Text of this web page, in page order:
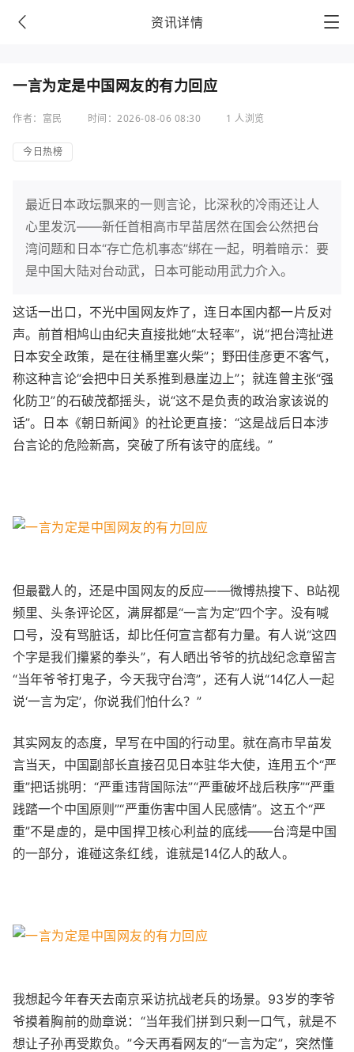
资讯详情
一言为定是中国网友的有力回应
作者：富民 时间：2026-08-06 08:30 1 人浏览
今日热榜
最近日本政坛飘来的一则言论，比深秋的冷雨还让人
心里发沉——新任首相高市早苗居然在国会公然把台
湾问题和日本“存亡危机事态”绑在一起，明着暗示：要
是中国大陆对台动武，日本可能动用武力介入。
这话一出口，不光中国网友炸了，连日本国内都一片反对
声。前首相鸠山由纪夫直接批她“太轻率”，说“把台湾扯进
日本安全政策，是在往桶里塞火柴”；野田佳彦更不客气，
称这种言论“会把中日关系推到悬崖边上”；就连曾主张“强
化防卫”的石破茂都摇头，说“这不是负责的政治家该说的
话”。日本《朝日新闻》的社论更直接：“这是战后日本涉
台言论的危险新高，突破了所有该守的底线。”
但最戳人的，还是中国网友的反应——微博热搜下、B站视
频里、头条评论区，满屏都是“一言为定”四个字。没有喊
口号，没有骂脏话，却比任何宣言都有力量。有人说“这四
个字是我们攥紧的拳头”，有人晒出爷爷的抗战纪念章留言
“当年爷爷打鬼子，今天我守台湾”，还有人说“14亿人一起
说‘一言为定’，你说我们怕什么？”
其实网友的态度，早写在中国的行动里。就在高市早苗发
言当天，中国副部长直接召见日本驻华大使，连用五个“严
重”把话挑明：“严重违背国际法”“严重破坏战后秩序”“严重
践踏一个中国原则”“严重伤害中国人民感情”。这五个“严
重”不是虚的，是中国捍卫核心利益的底线——台湾是中国
的一部分，谁碰这条红线，谁就是14亿人的敌人。
我想起今年春天去南京采访抗战老兵的场景。93岁的李爷
爷摸着胸前的勋章说：“当年我们拼到只剩一口气，就是不
想让子孙再受欺负。”今天再看网友的“一言为定”，突然懂